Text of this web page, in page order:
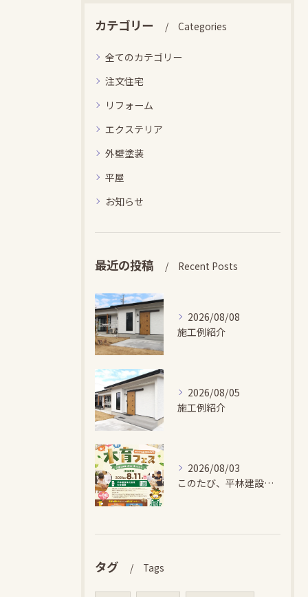
カテゴリー Categories
全てのカテゴリー
注文住宅
リフォーム
エクステリア
外壁塗装
平屋
お知らせ
最近の投稿 Recent Posts
2026/08/08
施工例紹介
2026/08/05
施工例紹介
2026/08/03
このたび、平林建設では、お子さまが木とふれあい・木について学...
タグ Tags